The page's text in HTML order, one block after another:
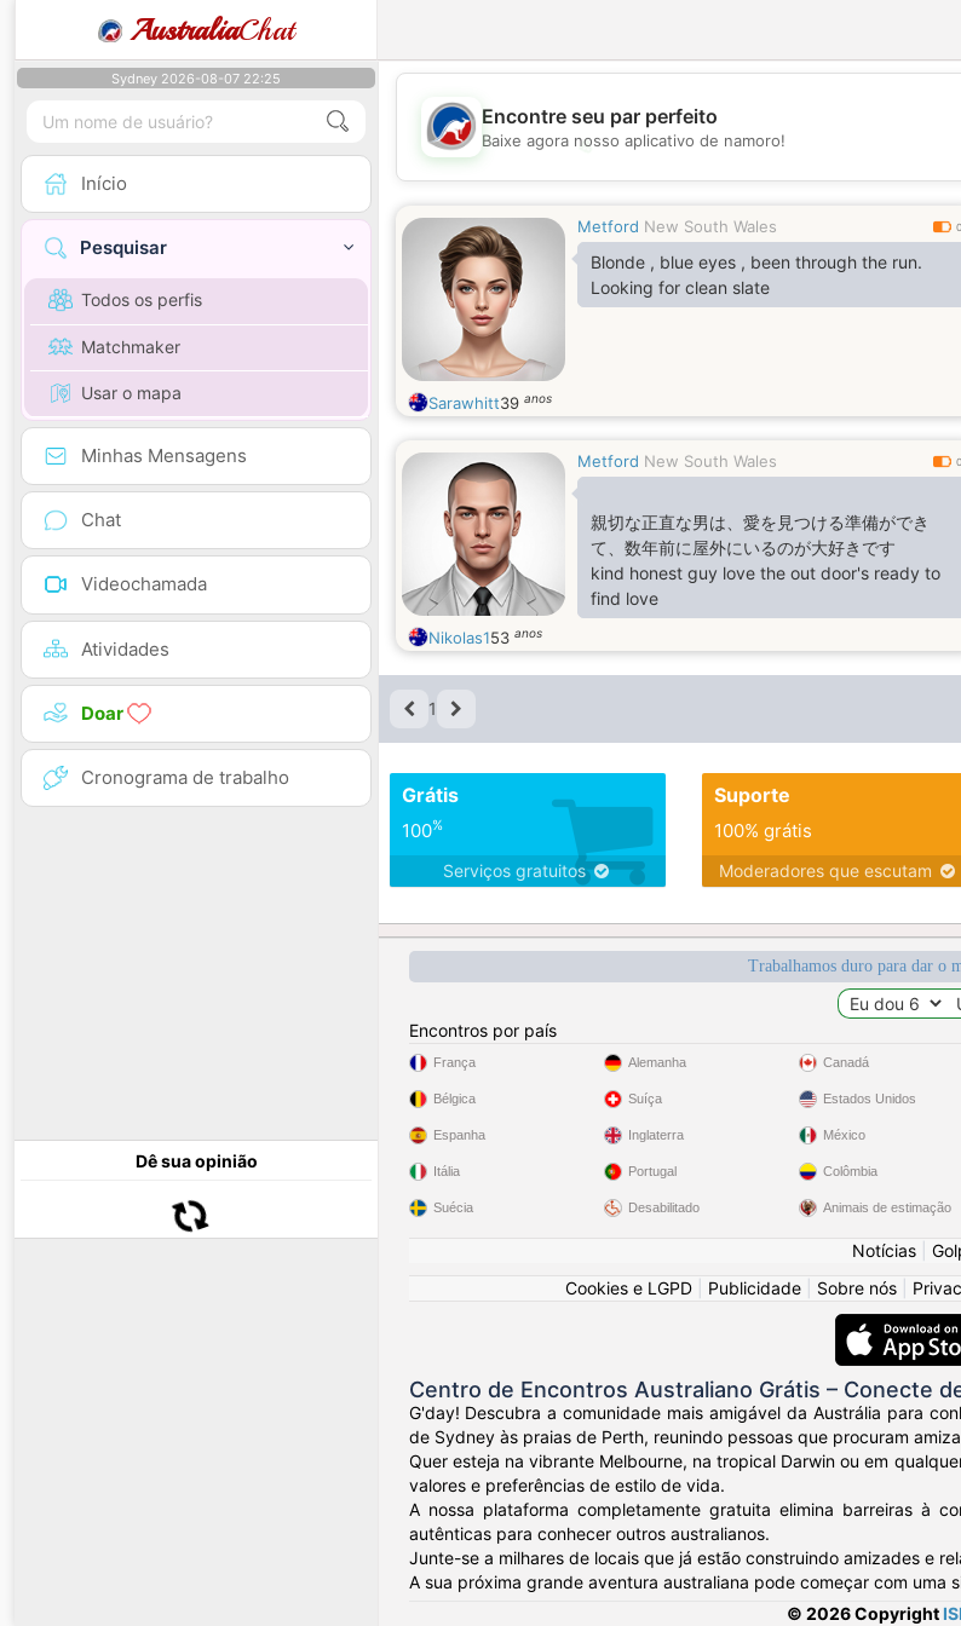
AustraliaChat
Sydney 2026-08-07 22:25
Início
Pesquisar
Todos os perfis
Matchmaker
Usar o mapa
Minhas Mensagens
Chat
Videochamada
Atividades
Doar
Cronograma de trabalho
Dê sua opinião
💖
Encontre seu par perfeito
Baixe agora nosso aplicativo de namoro!
Metford New South Wales
Blonde , blue eyes , been through the run.
Looking for clean slate
Sarawhitt39 anos
Metford New South Wales
親切な正直な男は、愛を見つける準備ができ
て、数年前に屋外にいるのが大好きです
kind honest guy love the out door's ready to
find love
Nikolas153 anos
1
Grátis
100%
Serviços gratuitos
Suporte
100% grátis
Moderadores que escutam
Trabalhamos duro para dar o
Encontros por país
França
Bélgica
Espanha
Itália
Suécia
Alemanha
Suíça
Inglaterra
Portugal
Desabilitado
Canadá
Estados Unidos
México
Colômbia
Animais de estimação
Notícias
Cookies e LGPD
Publicidade Sobre nós
Centro de Encontros Australiano Grátis – Conecte
G'day! Descubra a comunidade mais amigável da Austrália para
de Sydney às praias de Perth, reunindo pessoas que procuram
Quer esteja na vibrante Melbourne, na tropical Darwin ou em
valores e preferências de estilo de vida.
A nossa plataforma completamente gratuita elimina barreiras à
autênticas para conhecer outros australianos.
Junte-se a milhares de locais que já estão construindo amizades e
A sua próxima grande aventura australiana pode começar com
© 2026 Copyright